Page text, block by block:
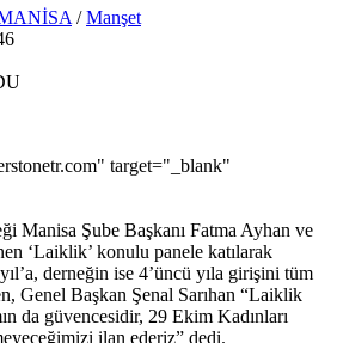
/Manşet
target="_blank"
Manisa Şube Başkanı Fatma Ayhan ve
‘Laiklik’ konulu panele katılarak
derneğin ise 4’üncü yıla girişini tüm
Genel Başkan Şenal Sarıhan “Laiklik
da güvencesidir, 29 Ekim Kadınları
ilan ederiz” dedi.